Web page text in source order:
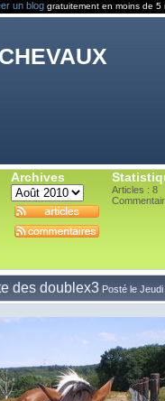
un blog gratuitement en moins de 5
Archives
Articles : 8
des doublex3 Posté le